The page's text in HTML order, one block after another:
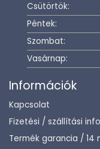
Csütörtök:
Péntek:
Szombat:
Vasárnap:
Információk
Kapcsolat
Fizetési / szállítási
Termék garancia / 14